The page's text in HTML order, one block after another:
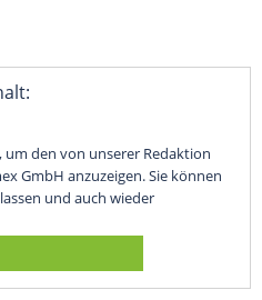
den von unserer Redaktion
GmbH anzuzeigen. Sie können
und auch wieder